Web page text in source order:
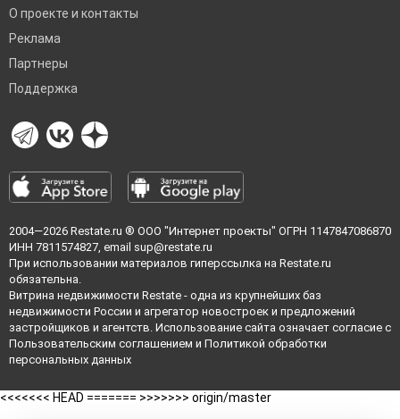
О проекте и контакты
Реклама
Партнеры
Поддержка
2004—2026 Restate.ru ® ООО "Интернет проекты" ОГРН 1147847086870
ИНН 7811574827, email sup@restate.ru
При использовании материалов гиперссылка на Restate.ru
обязательна.
Витрина недвижимости Restate - одна из крупнейших баз
недвижимости России и агрегатор новостроек и предложений
застройщиков и агентств. Использование сайта означает согласие с
Пользовательским соглашением и Политикой обработки
персональных данных
<<<<<<< HEAD ======= >>>>>>> origin/master